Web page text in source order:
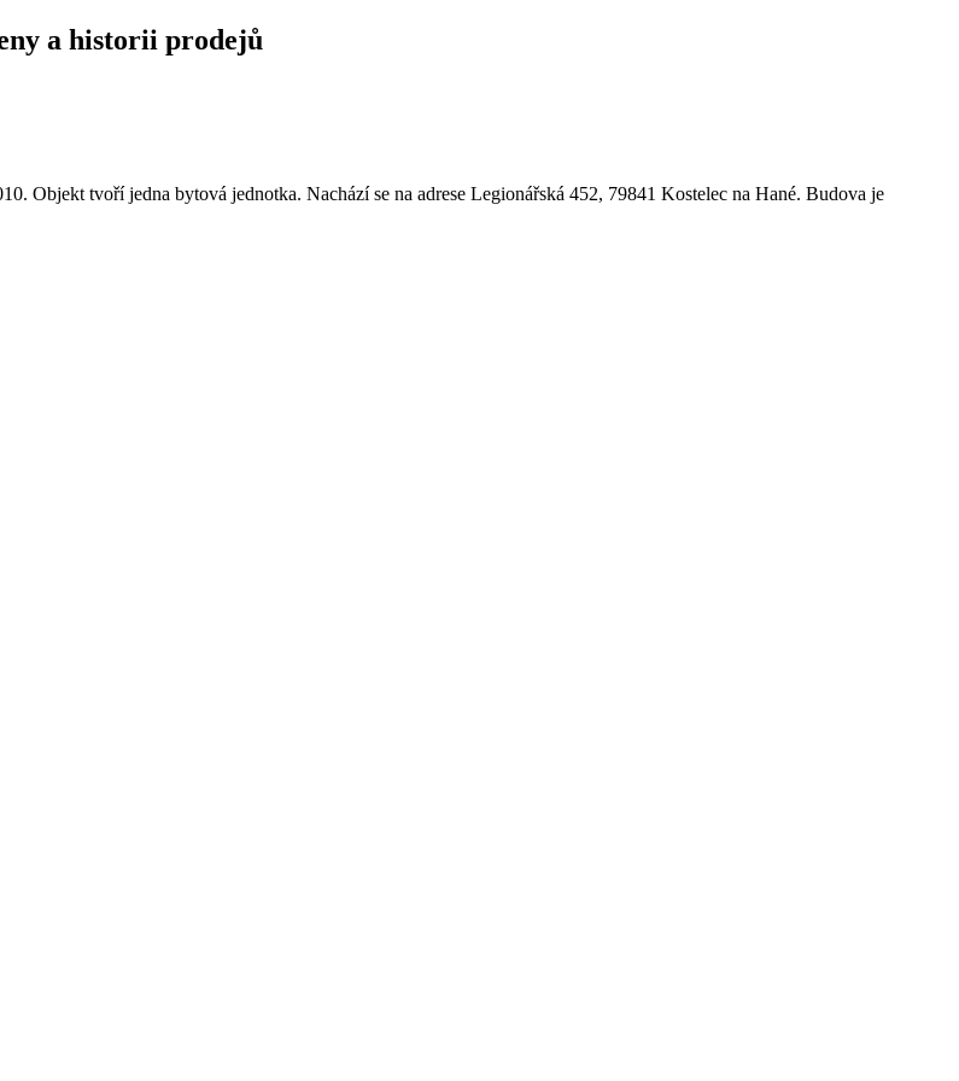
a historii prodejů
Objekt tvoří jedna bytová jednotka. Nachází se na adrese Legionářská 452, 79841 Kostelec na Hané. Budova je